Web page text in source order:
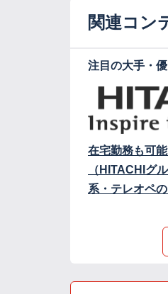
関連コン
注目の大手・
在宅勤務も可
（HITACHIグ
系・テレオペ